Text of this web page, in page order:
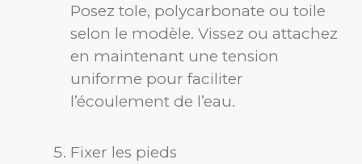
Posez tole, polycarbonate ou toile
selon le modèle. Vissez ou attachez
en maintenant une tension
uniforme pour faciliter
l’écoulement de l’eau.
Fixer les pieds